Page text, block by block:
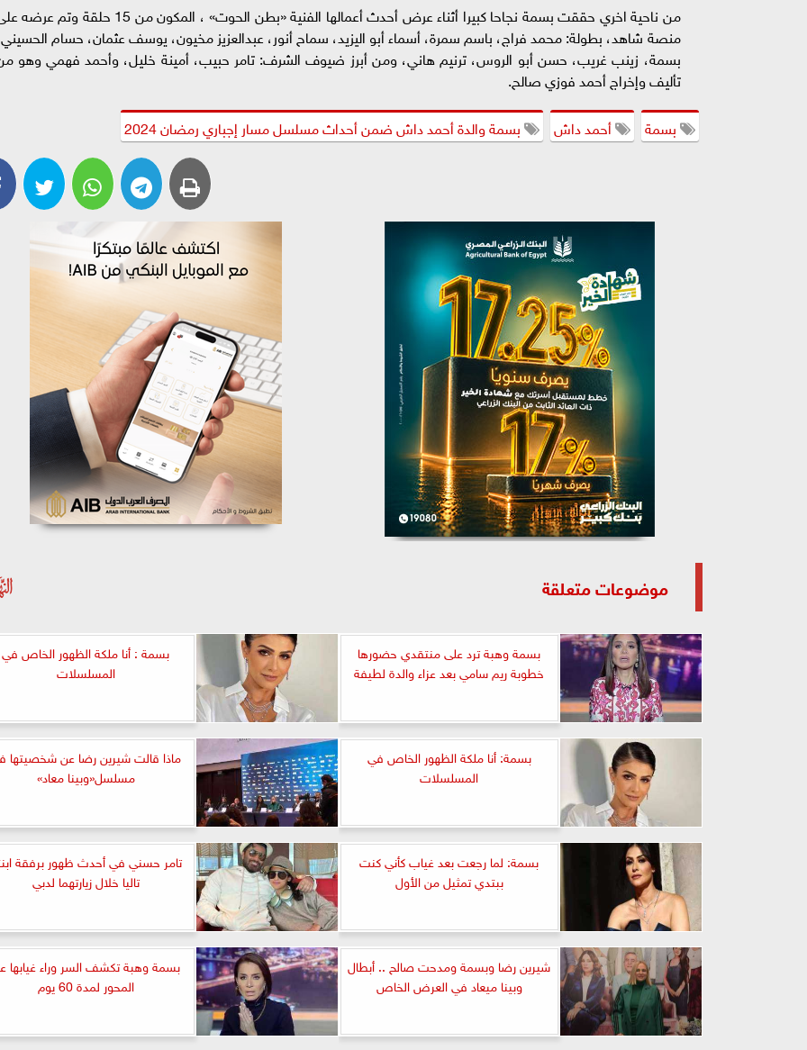
من ناحية اخري حققت
بسمة نجاحا كبيرا أثناء عرض أحدث أعمالها الفنية «بطن الحوت» ، المكون من 15 حلقة وتم
منصة شاهد، بطولة: محمد فراج، باسم سمرة، أسماء أبو اليزيد، سماح أنور، عبدالعزيز مخيون، يوسف عثمان، حسام
بسمة، زينب غريب، حسن أبو الروس، ترنيم هاني، ومن أبرز ضيوف الشرف: تامر حبيب، أمينة خليل، وأحمد فهمي وهو
تأليف وإخراج أحمد فوزي صالح.
بسمة
أحمد داش بسمة والدة أحمد داش ضمن أحداث مسلسل مسار إجباري رمضان 2024
موضوعات متعلقة
بسمة وهبة ترد على منتقدي حضورها
خطوبة ريم سامي بعد عزاء والدة لطيفة
بسمة : أنا ملكة الظهور الخاص في
المسلسلات
بسمة: أنا ملكة الظهور الخاص في
المسلسلات
ماذا قالت شيرين رضا عن شخصيتها
مسلسل«وبينا معاد»
بسمة: لما رجعت بعد غياب كأني كنت
ببتدي تمثيل من الأول
تامر حسني في أحدث ظهور برفقة
تاليا خلال زيارتهما لدبي
شيرين رضا وبسمة ومدحت صالح .. أبطال
وبينا ميعاد في العرض الخاص
بسمة وهبة تكشف السر وراء غيابها
المحور لمدة 60 يوم